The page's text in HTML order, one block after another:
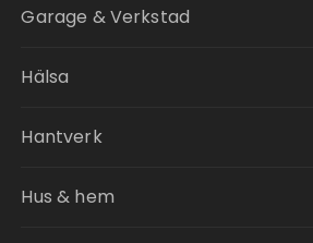
Garage & Verkstad
Hälsa
Hantverk
Hus & hem